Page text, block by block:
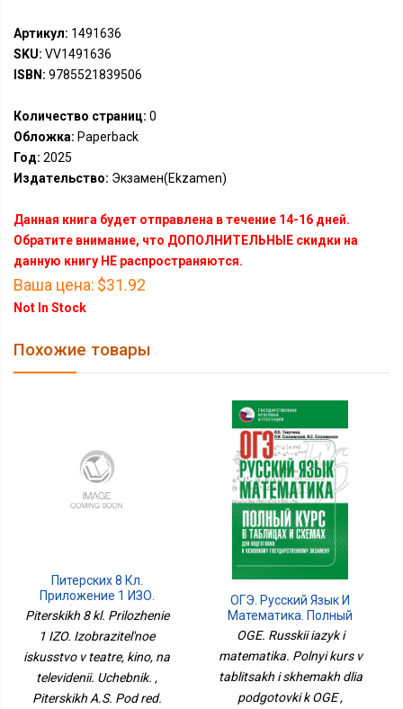
Артикул: 1491636
SKU: VV1491636
ISBN: 9785521839506
Количество страниц: 0
Обложка: Paperback
Год: 2025
Издательство: Экзамен(Ekzamen)
Данная книга будет отправлена в течение 14-16 дней.
Обратите внимание, что ДОПОЛНИТЕЛЬНЫЕ скидки на
данную книгу НЕ распространяются.
Ваша цена: $31.92
Not In Stock
Похожие товары
Питерских 8 Кл.
Приложение 1 ИЗО.
Изобразительное
Кино, На Телевидении.
Учебник.
Piterskikh 8 kl. Prilozhenie
1 IZO. Izobrazitel'noe
iskusstvo v teatre, kino, na
televidenii. Uchebnik. ,
Piterskikh A.S. Pod red.
ОГЭ. Русский Язык И
Математика. Полный
Курс В Таблицах И
Схемах Для Подготовки
К ОГЭ
OGE. Russkii iazyk i
matematika. Polnyi kurs v
tablitsakh i skhemakh dlia
podgotovki k OGE ,